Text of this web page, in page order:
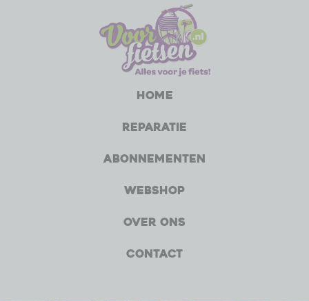
Home
Reparatie
Abonnementen
Webshop
Over ons
Contact